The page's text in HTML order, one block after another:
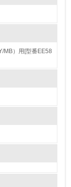
MB）用[型番EE58